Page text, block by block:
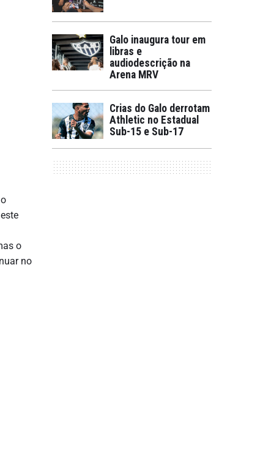
o
no
Galo inaugura tour em
libras e
audiodescrição na
Arena MRV
Crias do Galo derrotam
Athletic no Estadual
Sub-15 e Sub-17